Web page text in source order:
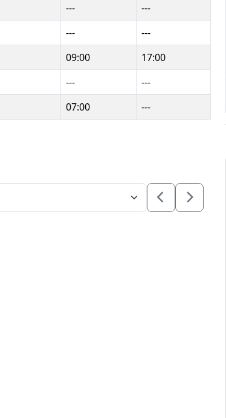
---
---
---
---
09:00
17:00
---
---
07:00 ---